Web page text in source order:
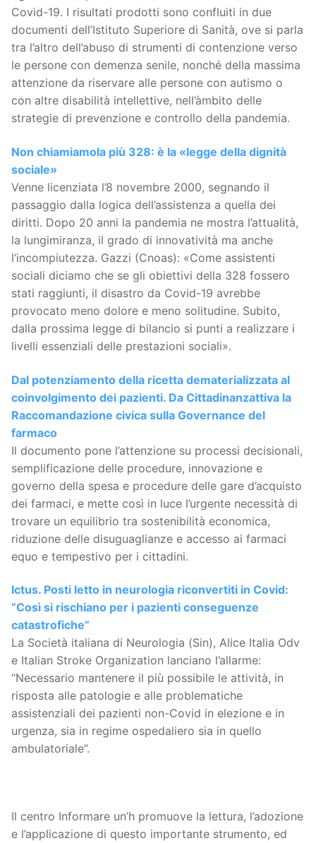
Covid-19. I risultati prodotti sono confluiti in due
documenti dell’Istituto Superiore di Sanità, ove si parla
tra l’altro dell’abuso di strumenti di contenzione verso
le persone con demenza senile, nonché della massima
attenzione da riservare alle persone con autismo o
con altre disabilità intellettive, nell’àmbito delle
strategie di prevenzione e controllo della pandemia.
Non chiamiamola più 328: è la «legge della dignità
sociale»
Venne licenziata l’8 novembre 2000, segnando il
passaggio dalla logica dell’assistenza a quella dei
diritti. Dopo 20 anni la pandemia ne mostra l’attualità,
la lungimiranza, il grado di innovatività ma anche
l’incompiutezza. Gazzi (Cnoas): «Come assistenti
sociali diciamo che se gli obiettivi della 328 fossero
stati raggiunti, il disastro da Covid-19 avrebbe
provocato meno dolore e meno solitudine. Subito,
dalla prossima legge di bilancio si punti a realizzare i
livelli essenziali delle prestazioni sociali».
Dal potenziamento della ricetta dematerializzata al
coinvolgimento dei pazienti. Da Cittadinanzattiva la
Raccomandazione civica sulla Governance del
farmaco
Il documento pone l’attenzione su processi decisionali,
semplificazione delle procedure, innovazione e
governo della spesa e procedure delle gare d’acquisto
dei farmaci, e mette così in luce l’urgente necessità di
trovare un equilibrio tra sostenibilità economica,
riduzione delle disuguaglianze e accesso ai farmaci
equo e tempestivo per i cittadini.
Ictus. Posti letto in neurologia riconvertiti in Covid:
“Così si rischiano per i pazienti conseguenze
catastrofiche”
La Società italiana di Neurologia (Sin), Alice Italia Odv
e Italian Stroke Organization lanciano l’allarme:
“Necessario mantenere il più possibile le attività, in
risposta alle patologie e alle problematiche
assistenziali dei pazienti non-Covid in elezione e in
urgenza, sia in regime ospedaliero sia in quello
ambulatoriale”.
Il centro Informare un’h promuove la lettura, l’adozione
e l’applicazione di questo importante strumento, ed